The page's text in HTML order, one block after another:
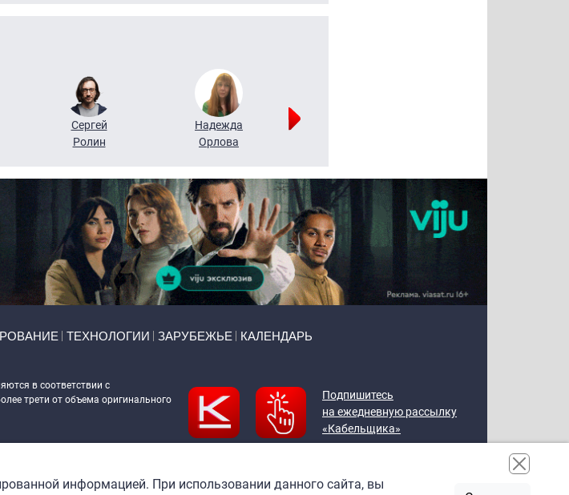
Сергей
Ролин
Надежда
Орлова
ТЕХНОЛОГИИ ЗАРУБЕЖЬЕ КАЛЕНДАРЬ
в соответствии с
трети от объема оригинального
Подпишитесь
на ежедневную рассылку
«Кабельщика»
информацией. При использовании данного сайта, вы